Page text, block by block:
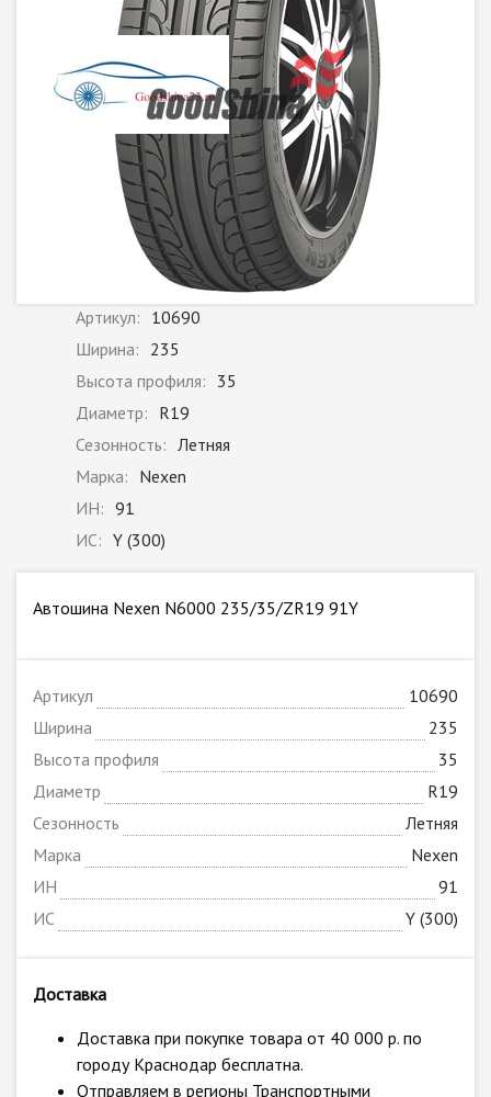
Артикул: 10690
Ширина: 235
Высота профиля: 35
Диаметр: R19
Сезонность: Летняя
Марка: Nexen
ИН: 91
ИС: Y (300)
Автошина Nexen N6000 235/35/ZR19 91Y
Артикул
10690
Ширина
235
Высота профиля
35
Диаметр
R19
Сезонность
Летняя
Марка
Nexen
ИН
91
ИС
Y (300)
Доставка
Доставка при покупке товара от 40 000 р. по
городу Краснодар бесплатна.
Отправляем в регионы Транспортными